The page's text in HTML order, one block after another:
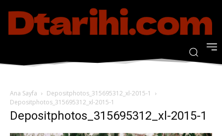
Ana Sayfa
Depositphotos_315695312_xl-2015-1
Depositphotos_315695312_xl-2015-1
Depositphotos_315695312_xl-2015-1